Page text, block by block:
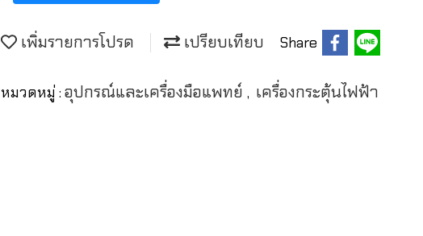
เพิ่มรายการโปรด เปรียบเทียบ Share
หมวดหมู่ : อุปกรณ์และเครื่องมือแพทย์ , เครื่องกระตุ้นไฟฟ้า